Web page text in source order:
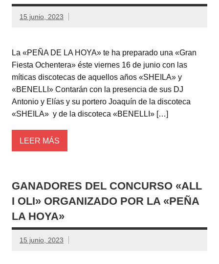
15 junio, 2023
La «PEÑA DE LA HOYA» te ha preparado una «Gran
Fiesta Ochentera» éste viernes 16 de junio con las
míticas discotecas de aquellos años «SHEILA» y
«BENELLI» Contarán con la presencia de sus DJ
Antonio y Elías y su portero Joaquín de la discoteca
«SHEILA» y de la discoteca «BENELLI» […]
LEER MÁS
GANADORES DEL CONCURSO «ALL
I OLI» ORGANIZADO POR LA «PEÑA
LA HOYA»
15 junio, 2023